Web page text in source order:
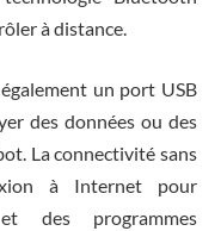
à distance.
un port USB
des données ou des
La connectivité sans
à Internet pour
des programmes